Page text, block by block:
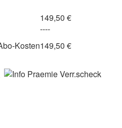
149,50 €
----
149,50 €